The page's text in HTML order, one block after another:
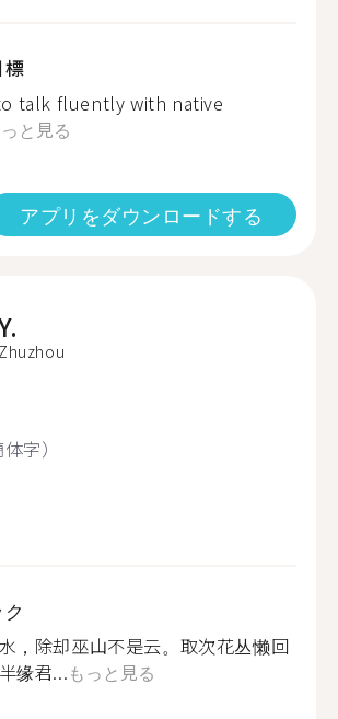
talk fluently with native
と見る
アプリをダウンロードする
Zhuzhou
字）
，除却巫山不是云。取次花丛懒回
缘君...もっと見る